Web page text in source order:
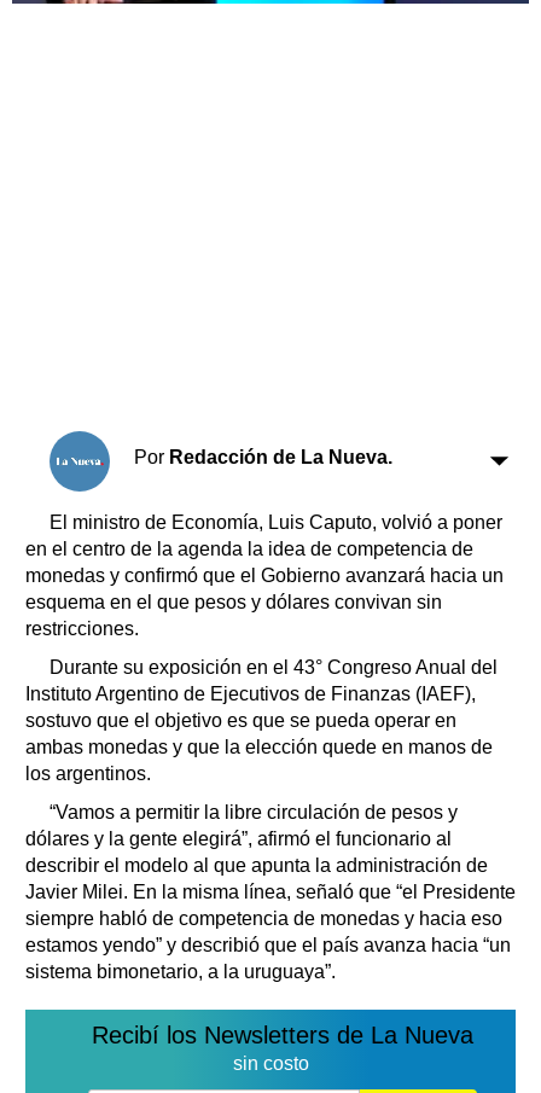
Por Redacción de La Nueva.
El ministro de Economía, Luis Caputo, volvió a poner
en el centro de la agenda la idea de competencia de
monedas y confirmó que el Gobierno avanzará hacia un
esquema en el que pesos y dólares convivan sin
restricciones.
Durante su exposición en el 43° Congreso Anual del
Instituto Argentino de Ejecutivos de Finanzas (IAEF),
sostuvo que el objetivo es que se pueda operar en
ambas monedas y que la elección quede en manos de
los argentinos.
“Vamos a permitir la libre circulación de pesos y
dólares y la gente elegirá”, afirmó el funcionario al
describir el modelo al que apunta la administración de
Javier Milei. En la misma línea, señaló que “el Presidente
siempre habló de competencia de monedas y hacia eso
estamos yendo” y describió que el país avanza hacia “un
sistema bimonetario, a la uruguaya”.
Recibí los Newsletters de La Nueva
sin costo